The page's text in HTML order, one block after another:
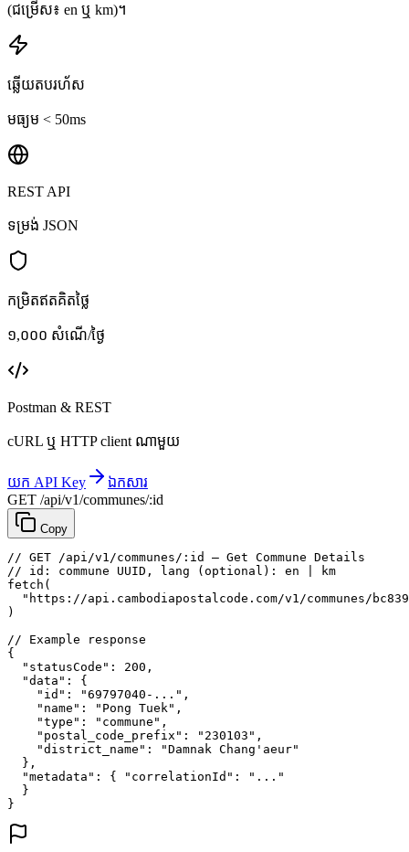
(ជម្រើស៖ en ឬ km)។
ឆ្លើយតបរហ័ស
មធ្យម < 50ms
REST API
ទម្រង់ JSON
កម្រិតឥតគិតថ្លៃ
១,០០០ សំណើ/ថ្ងៃ
Postman & REST
cURL ឬ HTTP client ណាមួយ
យក API Key
ឯកសារ
GET /api/v1/communes/:id
Copy
// GET /api/v1/communes/:id — Get Commune Details
// id: commune UUID, lang (optional): en | km
fetch (
"https://api.cambodiapostalcode.com/v1/communes/
)
// Example response
{
"statusCode" : 200 ,
"data" : {
"id" : "69797040-..." ,
"name" : "Pong Tuek" ,
"type" : "commune" ,
"postal_code_prefix" : "230103" ,
"district_name" :
"Damnak Chang'aeur"
},
"metadata" : { "correlationId" :
"..."
}
}